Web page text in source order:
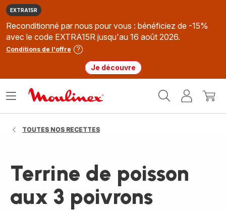
EXTRA15R
Reconditionné par nous pour vous : bénéficiez de -15%
avec le code EXTRA15R jusqu'au 16 août 2026.
Conditions de l'offre
Je découvre
MonMon
Ouvrir
TOUTES NOS RECETTES
Terrine de poisson
aux 3 poivrons